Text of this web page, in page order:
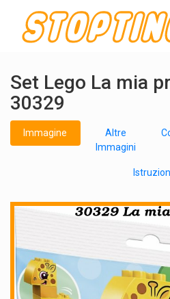
Set Lego La mia
30329
Immagine
Altre
Immagini